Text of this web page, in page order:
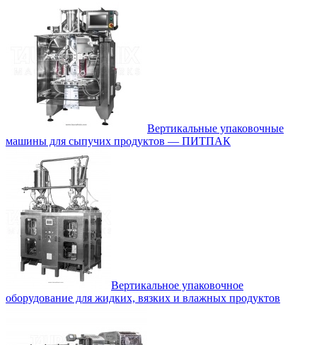
Вертикальные упаковочные
машины для сыпучих продуктов — ПИТПАК
Вертикальное упаковочное
оборудование для жидких, вязких и влажных продуктов